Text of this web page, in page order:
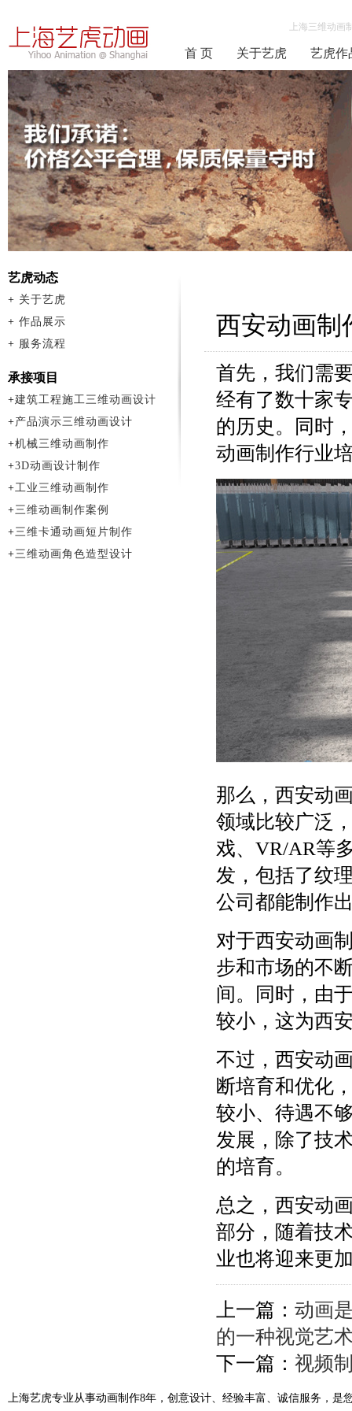
上海三维动
首 页 关于艺虎 艺虎作
西安动画制
首先，我们需
经有了数十家
的历史。同时
动画制作行业
那么，西安动
领域比较广泛
戏、VR/AR等
发，包括了纹
公司都能制作
对于西安动画
步和市场的不
间。同时，由
较小，这为西
不过，西安动
断培育和优化
较小、待遇不
发展，除了技
的培育。
总之，西安动
部分，随着技
业也将迎来更
上一篇： 动画
的一种视觉艺
下一篇： 视频
艺虎动态
+ 关于艺虎
+ 作品展示
+ 服务流程
承接项目
+建筑工程施工三维动画设计
+产品演示三维动画设计
+机械三维动画制作
+3D动画设计制作
+工业三维动画制作
+三维动画制作案例
+三维卡通动画短片制作
+三维动画角色造型设计
上海艺虎专业从事动画制作8年，创意设计、经验丰富、诚信服务，是